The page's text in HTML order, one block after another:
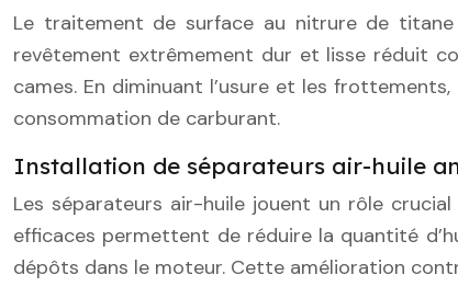
Le traitement de surface au nitrure de
revêtement extrêmement dur et lisse réduit
cames. En diminuant l’usure et les
consommation de carburant.
Installation de séparateurs air-huile
Les séparateurs air-huile jouent un rôle
efficaces permettent de réduire la quantité
dépôts dans le moteur. Cette amélioration